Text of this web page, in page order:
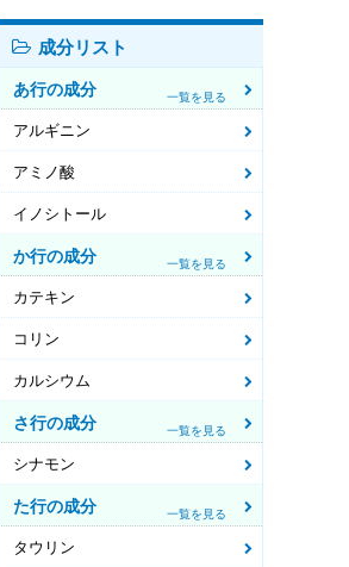
成分リスト
あ行の成分 一覧を見る
アルギニン
アミノ酸
イノシトール
か行の成分 一覧を見る
カテキン
コリン
カルシウム
さ行の成分 一覧を見る
シナモン
た行の成分 一覧を見る
タウリン